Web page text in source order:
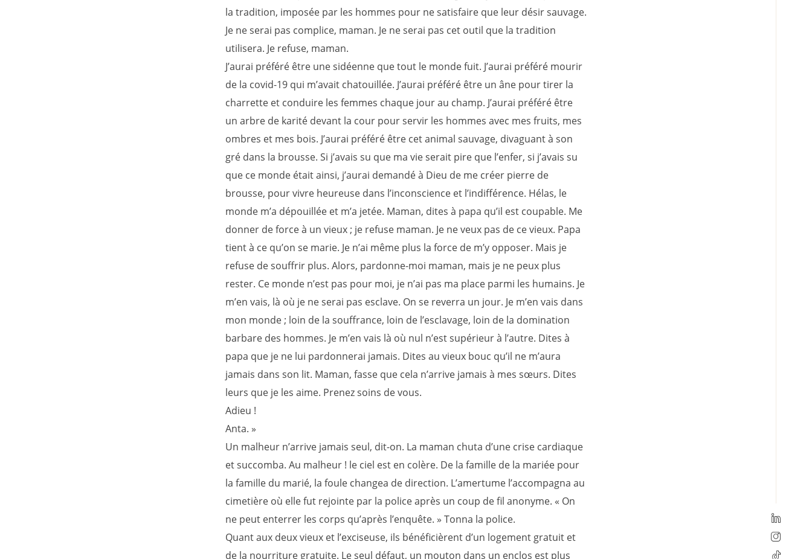
la tradition, imposée par les hommes pour ne satisfaire que leur désir sauvage.
Je ne serai pas complice, maman. Je ne serai pas cet outil que la tradition
utilisera. Je refuse, maman.
J’aurai préféré être une sidéenne que tout le monde fuit. J’aurai préféré mourir
de la covid-19 qui m’avait chatouillée. J’aurai préféré être un âne pour tirer la
charrette et conduire les femmes chaque jour au champ. J’aurai préféré être
un arbre de karité devant la cour pour servir les hommes avec mes fruits, mes
ombres et mes bois. J’aurai préféré être cet animal sauvage, divaguant à son
gré dans la brousse. Si j’avais su que ma vie serait pire que l’enfer, si j’avais su
que ce monde était ainsi, j’aurai demandé à Dieu de me créer pierre de
brousse, pour vivre heureuse dans l’inconscience et l’indifférence. Hélas, le
monde m’a dépouillée et m’a jetée. Maman, dites à papa qu’il est coupable. Me
donner de force à un vieux ; je refuse maman. Je ne veux pas de ce vieux. Papa
tient à ce qu’on se marie. Je n’ai même plus la force de m’y opposer. Mais je
refuse de souffrir plus. Alors, pardonne-moi maman, mais je ne peux plus
rester. Ce monde n’est pas pour moi, je n’ai pas ma place parmi les humains. Je
m’en vais, là où je ne serai pas esclave. On se reverra un jour. Je m’en vais dans
mon monde ; loin de la souffrance, loin de l’esclavage, loin de la domination
barbare des hommes. Je m’en vais là où nul n’est supérieur à l’autre. Dites à
papa que je ne lui pardonnerai jamais. Dites au vieux bouc qu’il ne m’aura
jamais dans son lit. Maman, fasse que cela n’arrive jamais à mes sœurs. Dites
leurs que je les aime. Prenez soins de vous.
Adieu !
Anta. »
Un malheur n’arrive jamais seul, dit-on. La maman chuta d’une crise cardiaque
et succomba. Au malheur ! le ciel est en colère. De la famille de la mariée pour
la famille du marié, la foule changea de direction. L’amertume l’accompagna au
cimetière où elle fut rejointe par la police après un coup de fil anonyme. « On
ne peut enterrer les corps qu’après l’enquête. » Tonna la police.
Quant aux deux vieux et l’exciseuse, ils bénéficièrent d’un logement gratuit et
de la nourriture gratuite. Le seul défaut, un mouton dans un enclos est plus